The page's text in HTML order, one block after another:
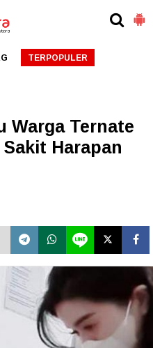
TERPOPULER
Warga Ternate
Harapan